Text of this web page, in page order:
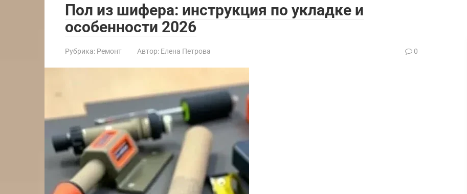
Пол из шифера: инструкция по укладке и
особенности 2026
Рубрика: Ремонт Автор: Елена Петрова 0